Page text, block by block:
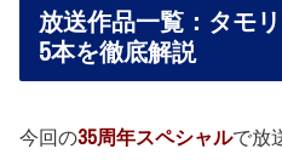
放送作品一覧：タモ
5本を徹底解説
今回の35周年スペシャルで放